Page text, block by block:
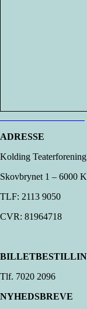
ADRESSE
Kolding
Skovbrynet 1 – 6000
TLF: 2113 9050
CVR: 81964718
Tlf. 7020 2096
NYHEDSBREVE